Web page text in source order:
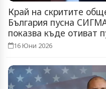
Край на скритите
България пусна
показва къде отиват
16 Юни 2026